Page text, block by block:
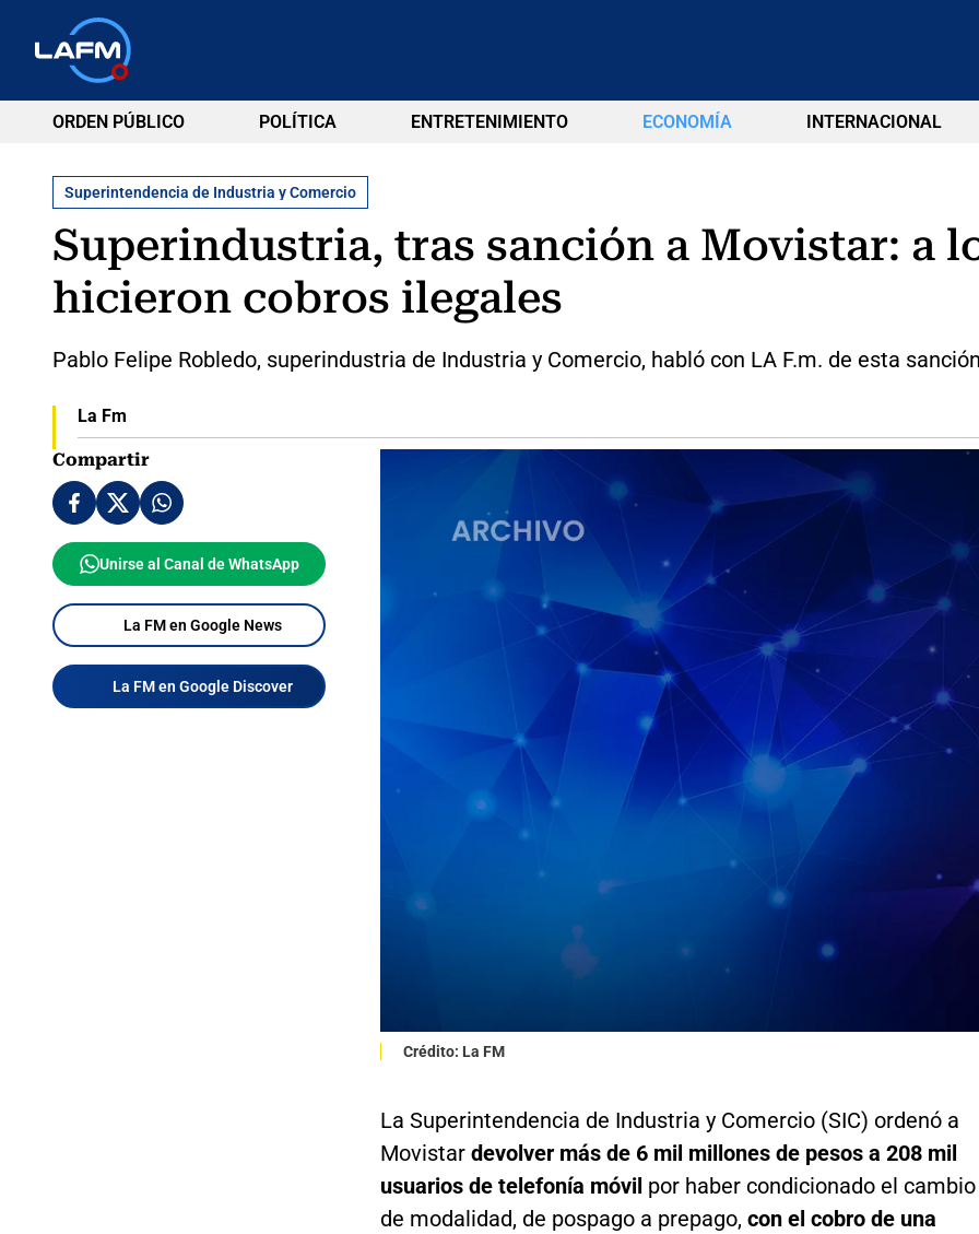
ORDEN PÚBLICO POLÍTICA ENTRETENIMIENTO ECONOMÍA INTERNACIONAL
Superintendencia de Industria y Comercio
Superindustria, tras sanción a Movistar: a
hicieron cobros ilegales
Pablo Felipe Robledo, superindustria de Industria y Comercio, habló con LA F.m. de esta
La Fm
Compartir
Unirse al Canal de WhatsApp
La FM en Google News
La FM en Google Discover
Crédito: La FM
La Superintendencia de Industria y Comercio (SIC) ordenó a
Movistar devolver más de 6 mil millones de pesos a 208 mil
usuarios de telefonía móvil por haber condicionado el cambio
de modalidad, de pospago a prepago, con el cobro de una